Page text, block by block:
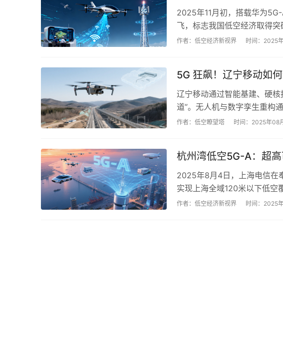
2025年11月初，搭载华为
飞，标志我国低空经济取得
面临挑战，但未来低空经济有
作者：低空经济新视界 时间：2025
5G 狂飙！辽宁移动如
辽宁移动通过智能基建、硬
道”。无人机与数字孪生重构
共享激活通信新动能，为区域
作者：低空瞭望塔 时间：2025年08
杭州湾低空5G-A：超
2025年8月4日，上海电信在
实现上海全域120米以下低空
发展，为低空经济提供坚实技
作者：低空经济新视界 时间：2025